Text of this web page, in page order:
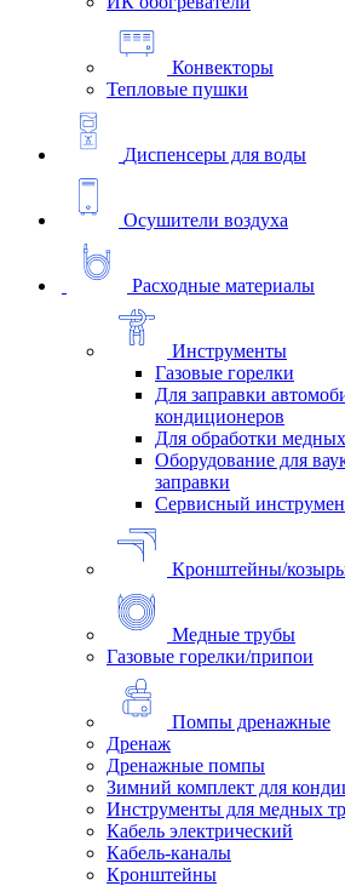
Конвекторы
Тепловые пушки
Диспенсеры для воды
Осушители воздуха
Расходные материалы
Инструменты
Газовые горелки
Для заправки
кондиционеров
Для обработки
Оборудование для
заправки
Сервисный
Кронштейны/
Медные трубы
Газовые горелки/припои
Помпы дренажные
Дренаж
Дренажные помпы
Зимний комплект для
Инструменты для медных
Кабель электрический
Кабель-каналы
Кронштейны